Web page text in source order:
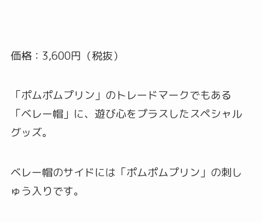
価格：3,600円（税抜）
「ポムポムプリン」のトレードマークでもある
「ベレー帽」に、遊び心をプラスしたスペシャル
グッズ。
ベレー帽のサイドには「ポムポムプリン」の刺し
ゅう入りです。